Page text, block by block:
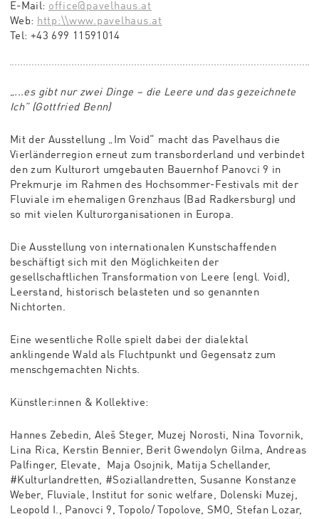
E-Mail: office@pavelhaus.at
Web: http:\\www.pavelhaus.at
Tel: +43 699 11591014
„...es gibt nur zwei Dinge – die Leere und das gezeichnete
Ich” (Gottfried Benn)
Mit der Ausstellung „Im Void“ macht das Pavelhaus die
Vierländerregion erneut zum transborderland und verbindet
den zum Kulturort umgebauten Bauernhof Panovci 9 in
Prekmurje im Rahmen des Hochsommer-Festivals mit der
Fluviale im ehemaligen Grenzhaus (Bad Radkersburg) und
so mit vielen Kulturorganisationen in Europa.
Die Ausstellung von internationalen Kunstschaffenden
beschäftigt sich mit den Möglichkeiten der
gesellschaftlichen Transformation von Leere (engl. Void),
Leerstand, historisch belasteten und so genannten
Nichtorten.
Eine wesentliche Rolle spielt dabei der dialektal
anklingende Wald als Fluchtpunkt und Gegensatz zum
menschgemachten Nichts.
Künstler:innen & Kollektive:
Hannes Zebedin, Aleš Steger, Muzej Norosti, Nina Tovornik,
Lina Rica, Kerstin Bennier, Berit Gwendolyn Gilma, Andreas
Palfinger, Elevate, Maja Osojnik, Matija Schellander,
#Kulturlandretten, #Soziallandretten, Susanne Konstanze
Weber, Fluviale, Institut for sonic welfare, Dolenski Muzej,
Leopold I., Panovci 9, Topolo/ Topolove, SMO, Stefan Lozar,